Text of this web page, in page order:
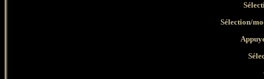
Sélection/
Appuyer